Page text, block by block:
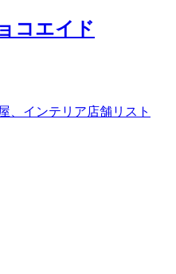
、インテリア店舗リスト